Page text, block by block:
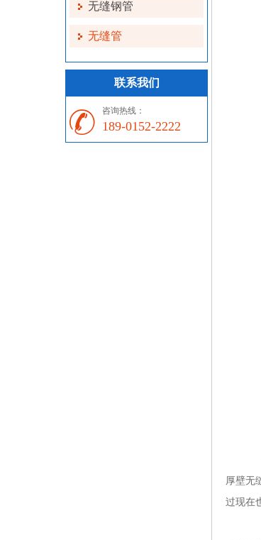
无缝钢管
无缝管
联系我们
咨询热线：
189-0152-2222
厚壁无
过现在